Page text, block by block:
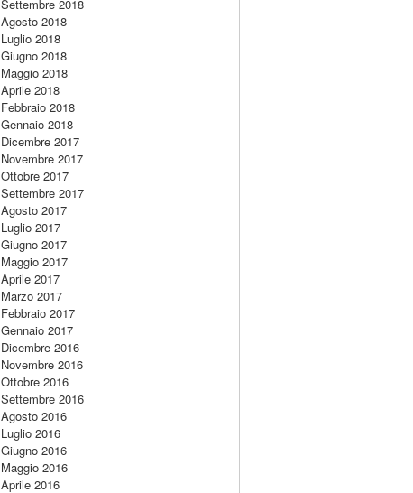
Settembre 2018
Agosto 2018
Luglio 2018
Giugno 2018
Maggio 2018
Aprile 2018
Febbraio 2018
Gennaio 2018
Dicembre 2017
Novembre 2017
Ottobre 2017
Settembre 2017
Agosto 2017
Luglio 2017
Giugno 2017
Maggio 2017
Aprile 2017
Marzo 2017
Febbraio 2017
Gennaio 2017
Dicembre 2016
Novembre 2016
Ottobre 2016
Settembre 2016
Agosto 2016
Luglio 2016
Giugno 2016
Maggio 2016
Aprile 2016